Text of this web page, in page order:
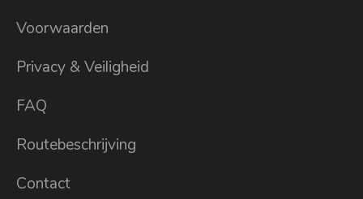
Voorwaarden
Privacy & Veiligheid
FAQ
Routebeschrijving
Contact